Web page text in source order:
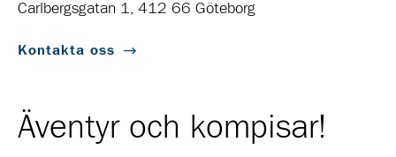
Carlbergsgatan 1, 412 66 Göteborg
Kontakta oss
Äventyr och kompisar!